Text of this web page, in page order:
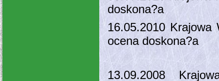
doskona?a
16.05.2010
ocena doskona?a
13.09.2008